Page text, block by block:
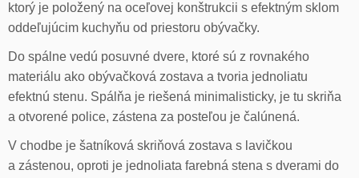
ktorý je položený na oceľovej konštrukcii s efektným sklom
oddeľujúcim kuchyňu od priestoru obývačky.
Do spálne vedú posuvné dvere, ktoré sú z rovnakého
materiálu ako obývačková zostava a tvoria jednoliatu
efektnú stenu. Spálňa je riešená minimalisticky, je tu skriňa
a otvorené police, zástena za posteľou je čalúnená.
V chodbe je šatníková skriňová zostava s lavičkou
a zástenou, oproti je jednoliata farebná stena s dverami do